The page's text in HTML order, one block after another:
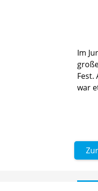
Im
Fest.
war